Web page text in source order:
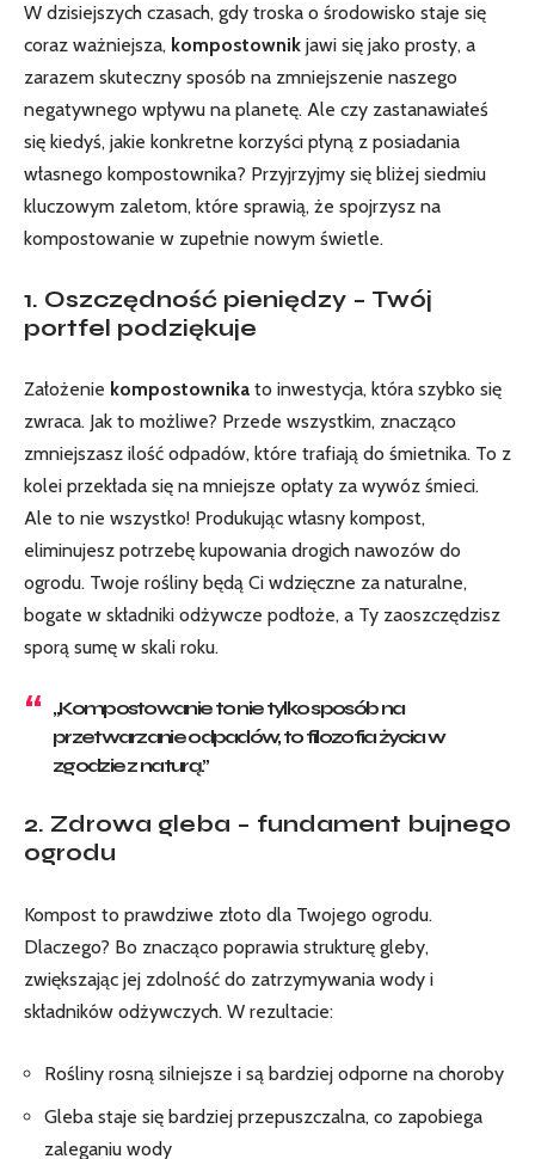
W dzisiejszych czasach, gdy troska o środowisko staje się
coraz ważniejsza, kompostownik jawi się jako prosty, a
zarazem skuteczny sposób na zmniejszenie naszego
negatywnego wpływu na planetę. Ale czy zastanawiałeś
się kiedyś, jakie konkretne korzyści płyną z posiadania
własnego kompostownika? Przyjrzyjmy się bliżej siedmiu
kluczowym zaletom, które sprawią, że spojrzysz na
kompostowanie w zupełnie nowym świetle.
1. Oszczędność pieniędzy – Twój
portfel podziękuje
Założenie kompostownika to inwestycja, która szybko się
zwraca. Jak to możliwe? Przede wszystkim, znacząco
zmniejszasz ilość odpadów, które trafiają do śmietnika. To z
kolei przekłada się na mniejsze opłaty za wywóz śmieci.
Ale to nie wszystko! Produkując własny kompost,
eliminujesz potrzebę kupowania drogich nawozów do
ogrodu. Twoje rośliny będą Ci wdzięczne za naturalne,
bogate w składniki odżywcze podłoże, a Ty zaoszczędzisz
sporą sumę w skali roku.
„Kompostowanie to nie tylko sposób na
przetwarzanie odpadów, to filozofia życia w
zgodzie z naturą.”
2. Zdrowa gleba – fundament bujnego
ogrodu
Kompost to prawdziwe złoto dla Twojego ogrodu.
Dlaczego? Bo znacząco poprawia strukturę gleby,
zwiększając jej zdolność do zatrzymywania wody i
składników odżywczych. W rezultacie:
Rośliny rosną silniejsze i są bardziej odporne na choroby
Gleba staje się bardziej przepuszczalna, co zapobiega
zaleganiu wody